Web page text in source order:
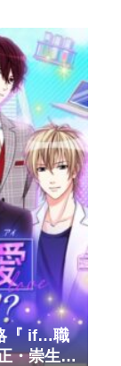
『 if…職
・崇生・